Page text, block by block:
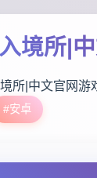
境所|
所|中文官网游
#安卓